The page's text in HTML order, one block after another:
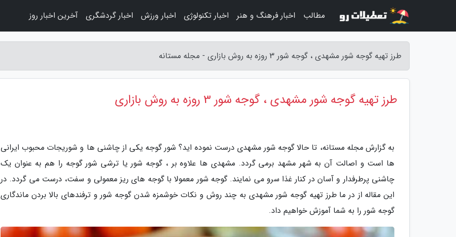
طرز تهیه گوجه شور مشهدی ، گوجه شور 3 روزه به روش بازاری - مجله مستانه
طرز تهیه گوجه شور مشهدی ، گوجه شور 3 روزه به روش بازاری
به گزارش مجله مستانه، تا حالا گوجه شور مشهدی درست نموده اید؟ شور گوجه یکی از چاشنی ها و شوریجات محبوب ایرانی
ها است و اصالت آن به شهر مشهد برمی گردد. مشهدی ها علاوه بر ، گوجه شور یا ترشی شور گوجه را هم به عنوان یک
چاشنی پرطرفدار و آسان در کنار غذا سرو می نمایند. گوجه شور معمولا با گوجه های ریز معمولی و سفت، درست می گردد. در
این مقاله از در ما طرز تهیه گوجه شور مشهدی به چند روش و نکات خوشمزه شدن گوجه شور و ترفندهای بالا بردن ماندگاری
گوجه شور را به شما آموزش خواهیم داد.
مطالب اخبار فرهنگ و هنر اخبار تکنولوژی اخبار ورزش اخبار گردشگری آخرین اخبار روز